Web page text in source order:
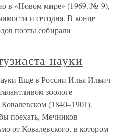
в «Новом мире» (1969. № 9),
и сегодня. В конце
поэты собирали
науки
Еще в России Илья Ильич
зоологе
(1840–1901).
поехать, Мечников
от Ковалевского, в котором